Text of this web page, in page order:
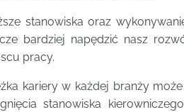
stanowiska oraz
bardziej napędzić nasz
pracy.
kariery w każdej branży
stanowiska